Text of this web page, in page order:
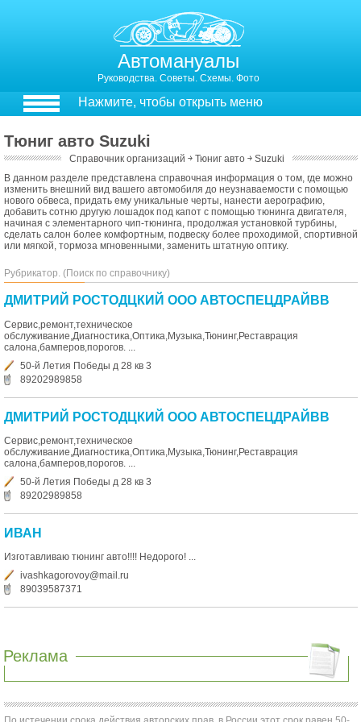
Автомануалы
Руководства. Советы. Схемы. Фото
Нажмите, чтобы открыть меню
Тюниг авто Suzuki
Справочник организаций￫ Тюниг авто￫ Suzuki
В данном разделе представлена справочная информация о том, где можно
изменить внешний вид вашего автомобиля до неузнаваемости с помощью
нового обвеса, придать ему уникальные черты, нанести аерографию,
добавить сотню другую лошадок под капот с помощью тюнинга двигателя,
начиная с элементарного чип-тюнинга, продолжая установкой турбины,
сделать салон более комфортным, подвеску более проходимой, спортивной
или мягкой, тормоза мгновенными, заменить штатную оптику.
Рубрикатор. (Поиск по справочнику)
ДМИТРИЙ РОСТОДЦКИЙ ООО АВТОСПЕЦДРАЙВВ
Сервис,ремонт,техническое
обслуживание,Диагностика,Оптика,Музыка,Тюнинг,Реставрация
салона,бамперов,порогов. ...
50-й Летия Победы д 28 кв 3
89202989858
ДМИТРИЙ РОСТОДЦКИЙ ООО АВТОСПЕЦДРАЙВВ
Сервис,ремонт,техническое
обслуживание,Диагностика,Оптика,Музыка,Тюнинг,Реставрация
салона,бамперов,порогов. ...
50-й Летия Победы д 28 кв 3
89202989858
ИВАН
Изготавливаю тюнинг авто!!!! Недорого! ...
ivashkagorovoy@mail.ru
89039587371
Реклама